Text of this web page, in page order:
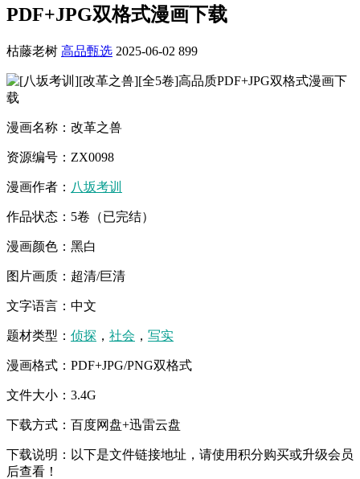
PDF+JPG双格式漫画下载
枯藤老树 高品甄选 2025-06-02 899
漫画名称：改革之兽
资源编号：ZX0098
漫画作者： 八坂考训
作品状态：5卷（已完结）
漫画颜色：黑白
图片画质：超清/巨清
文字语言：中文
题材类型： 侦探 ， 社会 ， 写实
漫画格式：PDF+JPG/PNG双格式
文件大小：3.4G
下载方式：百度网盘+迅雷云盘
下载说明：以下是文件链接地址，请使用积分购买或升级会员
后查看！